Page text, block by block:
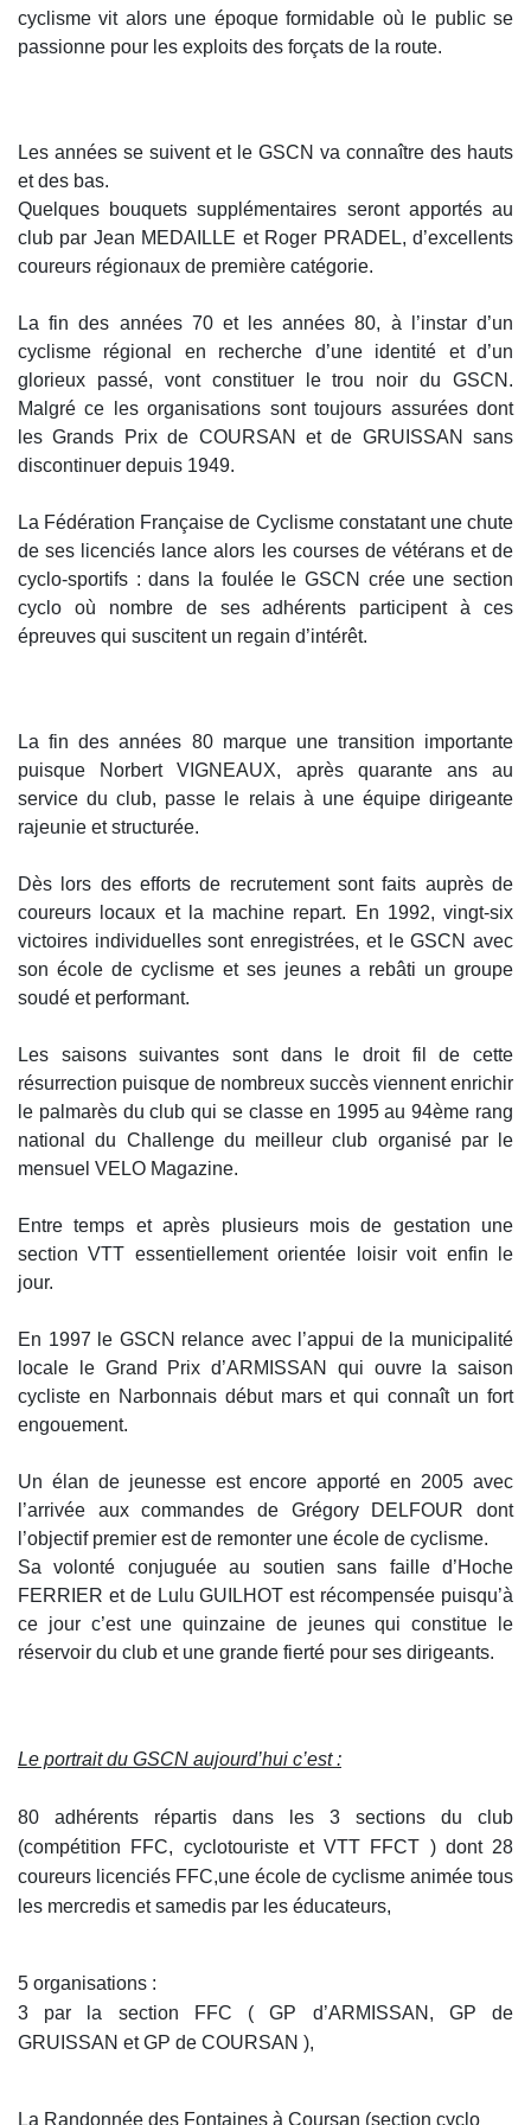
cyclisme vit alors une époque formidable où le public se
passionne pour les exploits des forçats de la route.
Les années se suivent et le GSCN va connaître des hauts
et des bas.
Quelques bouquets supplémentaires seront apportés au
club par Jean MEDAILLE et Roger PRADEL, d’excellents
coureurs régionaux de première catégorie.
La fin des années 70 et les années 80, à l’instar d’un
cyclisme régional en recherche d’une identité et d’un
glorieux passé, vont constituer le trou noir du GSCN.
Malgré ce les organisations sont toujours assurées dont
les Grands Prix de COURSAN et de GRUISSAN sans
discontinuer depuis 1949.
La Fédération Française de Cyclisme constatant une chute
de ses licenciés lance alors les courses de vétérans et de
cyclo-sportifs : dans la foulée le GSCN crée une section
cyclo où nombre de ses adhérents participent à ces
épreuves qui suscitent un regain d’intérêt.
La fin des années 80 marque une transition importante
puisque Norbert VIGNEAUX, après quarante ans au
service du club, passe le relais à une équipe dirigeante
rajeunie et structurée.
Dès lors des efforts de recrutement sont faits auprès de
coureurs locaux et la machine repart. En 1992, vingt-six
victoires individuelles sont enregistrées, et le GSCN avec
son école de cyclisme et ses jeunes a rebâti un groupe
soudé et performant.
Les saisons suivantes sont dans le droit fil de cette
résurrection puisque de nombreux succès viennent enrichir
le palmarès du club qui se classe en 1995 au 94ème rang
national du Challenge du meilleur club organisé par le
mensuel VELO Magazine.
Entre temps et après plusieurs mois de gestation une
section VTT essentiellement orientée loisir voit enfin le
jour.
En 1997 le GSCN relance avec l’appui de la municipalité
locale le Grand Prix d’ARMISSAN qui ouvre la saison
cycliste en Narbonnais début mars et qui connaît un fort
engouement.
Un élan de jeunesse est encore apporté en 2005 avec
l’arrivée aux commandes de Grégory DELFOUR dont
l’objectif premier est de remonter une école de cyclisme.
Sa volonté conjuguée au soutien sans faille d’Hoche
FERRIER et de Lulu GUILHOT est récompensée puisqu’à
ce jour c’est une quinzaine de jeunes qui constitue le
réservoir du club et une grande fierté pour ses dirigeants.
Le portrait du GSCN aujourd’hui c’est :
80 adhérents répartis dans les 3 sections du club
(compétition FFC, cyclotouriste et VTT FFCT ) dont 28
coureurs licenciés FFC,une école de cyclisme animée tous
les mercredis et samedis par les éducateurs,
5 organisations :
3 par la section FFC ( GP d’ARMISSAN, GP de
GRUISSAN et GP de COURSAN ),
La Randonnée des Fontaines à Coursan (section cyclo